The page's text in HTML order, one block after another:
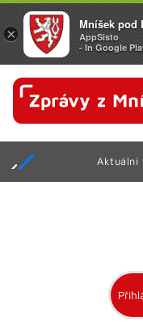
Aktuální
×
Mníšek pod
AppSisto
- In Google